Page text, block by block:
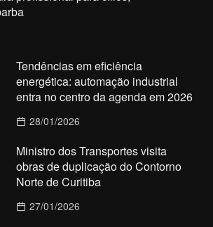
Tendências em eficiência
energética: automação industrial
entra no centro da agenda em 2026
28/01/2026
Ministro dos Transportes visita
obras de duplicação do Contorno
Norte de Curitiba
27/01/2026